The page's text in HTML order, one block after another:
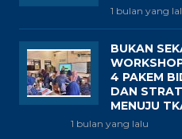
1 bulan yang
BUKAN
4 PAKEM
DAN
MENUJU
1 bulan yang lalu